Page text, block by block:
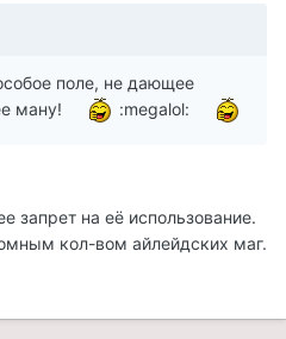
поле, не дающее
ману!
:megalol:
запрет на её использование.
кол-вом айлейдских маг.